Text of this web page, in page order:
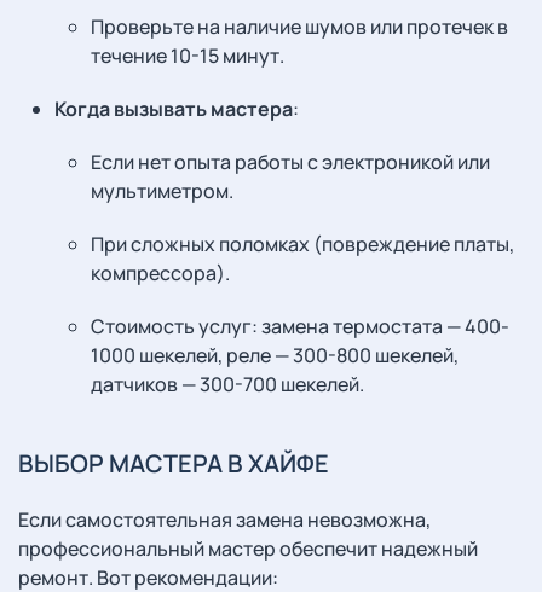
Проверьте на наличие шумов или протечек в
течение 10-15 минут.
Когда вызывать мастера:
Если нет опыта работы с электроникой или
мультиметром.
При сложных поломках (повреждение платы,
компрессора).
Стоимость услуг: замена термостата — 400-
1000 шекелей, реле — 300-800 шекелей,
датчиков — 300-700 шекелей.
ВЫБОР МАСТЕРА В ХАЙФЕ
Если самостоятельная замена невозможна,
профессиональный мастер обеспечит надежный
ремонт. Вот рекомендации: